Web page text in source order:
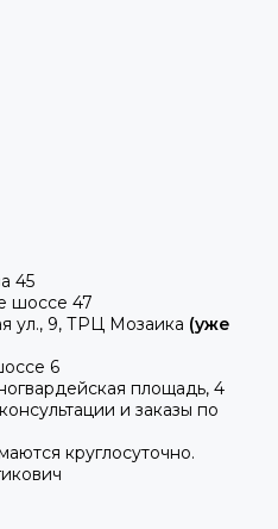
45
шоссе 47
ул., 9, ТРЦ Мозаика (уже
6
площадь, 4
и заказы по
круглосуточно.